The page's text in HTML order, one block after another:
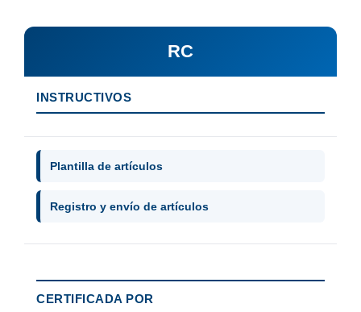
RC
INSTRUCTIVOS
Plantilla de artículos
Registro y envío de artículos
CERTIFICADA POR